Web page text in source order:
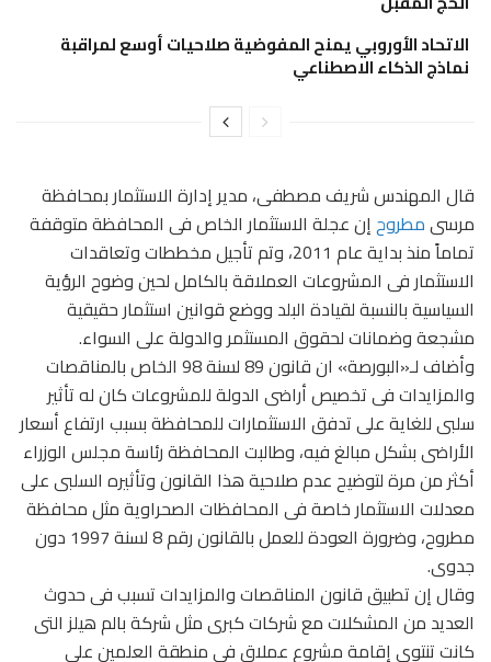
الاتحاد الأوروبي يمنح المفوضية صلاحيات أوسع لمراقبة
نماذج الذكاء الاصطناعي
قال المهندس شريف مصطفى، مدير إدارة الاستثمار بمحافظة
مرسىمطروحإن عجلة الاستثمار الخاص فى المحافظة متوقفة
تماماً منذ بداية عام 2011، وتم تأجيل مخططات وتعاقدات
الاستثمار فى المشروعات العملاقة بالكامل لحين وضوح الرؤية
السياسية بالنسبة لقيادة البلد ووضع قوانين استثمار حقيقية
مشجعة وضمانات لحقوق المستثمر والدولة على السواء.
وأضاف لـ«البورصة» ان قانون 89 لسنة 98 الخاص بالمناقصات
والمزايدات فى تخصيص أراضى الدولة للمشروعات كان له تأثير
سلبى للغاية على تدفق الاستثمارات للمحافظة بسبب ارتفاع أسعار
الأراضى بشكل مبالغ فيه، وطالبت المحافظة رئاسة مجلس الوزراء
أكثر من مرة لتوضيح عدم صلاحية هذا القانون وتأثيره السلبى على
معدلات الاستثمار خاصة فى المحافظات الصحراوية مثل محافظة
مطروح، وضرورة العودة للعمل بالقانون رقم 8 لسنة 1997 دون
جدوى.
وقال إن تطبيق قانون المناقصات والمزايدات تسبب فى حدوث
العديد من المشكلات مع شركات كبرى مثل شركة بالم هيلز التى
كانت تنتوى إقامة مشروع عملاق فى منطقة العلمين على